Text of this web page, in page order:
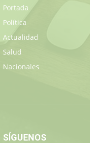
Portada
Política
Actualidad
Salud
Nacionales
SÍGUENOS